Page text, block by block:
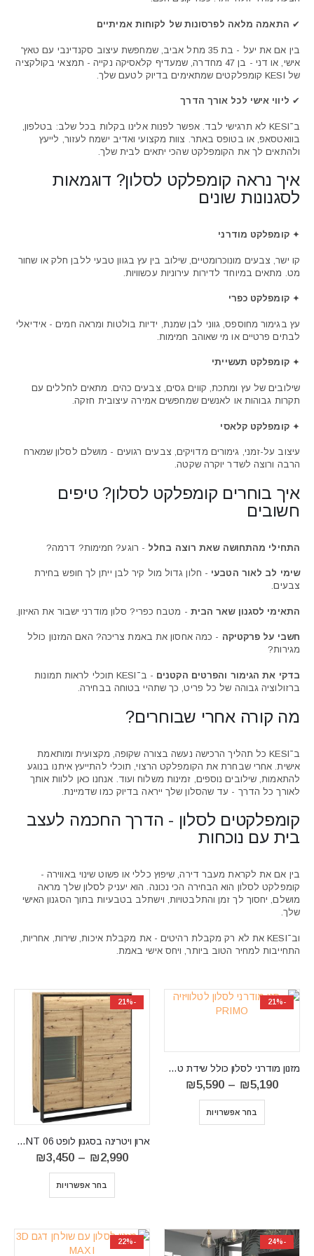
✔ התאמה מלאה לפרסונות של לקוחות אמיתיים
בין אם את יעל - בת 35 מתל אביב, שמחפשת עיצוב סקנדינבי עם טאץ'
אישי, או דני - בן 47 מחדרה, שמעדיף קלאסיקה נקייה - תמצאי בקולקציה
של KESI קומפלקטים שמתאימים בדיוק לטעם שלך.
✔ ליווי אישי לכל אורך הדרך
ב־KESI לא תרגישי לבד. אפשר לפנות אלינו בקלות בכל שלב: בטלפון,
בוואטסאפ, או בטופס באתר. צוות מקצועי ואדיב ישמח לעזור, לייעץ
ולהתאים לך את הקומפלקט שהכי יתאים לבית שלך.
איך נראה קומפלקט לסלון? דוגמאות
לסגנונות שונים
✦קומפלקט מודרני
קו ישר, צבעים מונוכרומטיים, שילוב בין עץ בגוון טבעי ללבן חלק או שחור
מט. מתאים במיוחד לדירות עירוניות עכשוויות.
✦ קומפלקט כפרי
עץ בגימור מחוספס, גווני לבן שמנת, ידיות בולטות ומראה חמים - אידיאלי
לבתים פרטיים או מי שאוהב חמימות.
✦קומפלקט תעשייתי
שילובים של עץ ומתכת, קווים גסים, צבעים כהים. מתאים לחללים עם
תקרות גבוהות או לאנשים שמחפשים אמירה עיצובית חזקה.
✦קומפלקט קלאסי
עיצוב על-זמני, גימורים מדויקים, צבעים רגועים - מושלם לסלון שמארח
הרבה ורוצה לשדר יוקרה שקטה.
איך בוחרים קומפלקט לסלון? טיפים
חשובים
התחילי מהתחושה שאת רוצה בחלל - רוגע? חמימות? דרמה?
שימי לב לאור הטבעי - חלון גדול מול קיר לבן ייתן לך חופש בחירת
צבעים.
התאימי לסגנון שאר הבית - מטבח כפרי? סלון מודרני ישבור את האיזון.
חשבי על פרקטיקה - כמה אחסון את באמת צריכה? האם המזנון כולל
מגירות?
בדקי את הגימור והפרטים הקטנים
- ב־KESI תוכלי לראות תמונות
ברזולוציה גבוהה של כל פריט, כך שתהיי בטוחה בבחירה.
מה קורה אחרי שבוחרים?
ב־KESI כל תהליך הרכישה נעשה בצורה שקופה, מקצועית ומותאמת
אישית. אחרי שבחרת את הקומפלקט הרצוי, תוכלי להתייעץ איתנו בנוגע
להתאמות, שילובים נוספים, זמינות משלוח ועוד. אנחנו כאן ללוות אותך
לאורך כל הדרך - עד שהסלון שלך ייראה בדיוק כמו שדמיינת.
קומפלקטים לסלון - הדרך החכמה לעצב
בית עם נוכחות
בין אם את לקראת מעבר דירה, שיפוץ כללי או פשוט שינוי באווירה -
קומפלקט לסלון הוא הבחירה הכי נכונה. הוא יעניק לסלון שלך מראה
מושלם, יחסוך לך זמן והתלבטויות, וישתלב בטבעיות בתוך הסגנון האישי
שלך.
וב־KESI את לא רק מקבלת רהיטים - את מקבלת איכות, שירות, אחריות,
התחייבות למחיר הטוב ביותר, ויחס אישי באמת.
-21%
מזנון מודרני לסלון כולל שידת טלוויזיה PRIMO
₪5,190
–
₪5,590
בחר אפשרויות
-21%
ארון ויטרינה בסגנון לופט QUANT 06
₪2,990
–
₪3,450
בחר אפשרויות
-24%
-22%